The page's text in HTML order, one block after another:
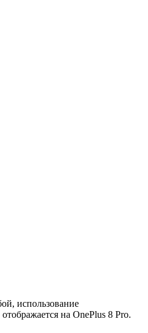
использование
на OnePlus 8 Pro.